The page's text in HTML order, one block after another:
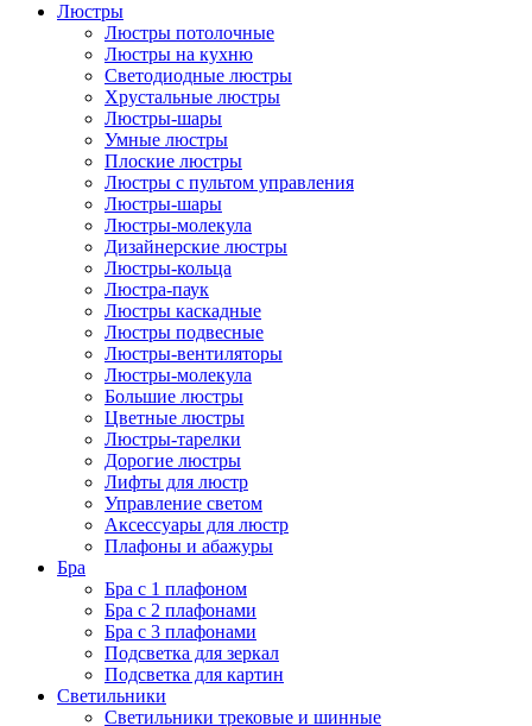
Люстры
Люстры потолочные
Люстры на кухню
Светодиодные люстры
Хрустальные люстры
Люстры-шары
Умные люстры
Плоские люстры
Люстры с пультом управления
Люстры-шары
Люстры-молекула
Дизайнерские люстры
Люстры-кольца
Люстра-паук
Люстры каскадные
Люстры подвесные
Люстры-вентиляторы
Люстры-молекула
Большие люстры
Цветные люстры
Люстры-тарелки
Дорогие люстры
Лифты для люстр
Управление светом
Аксессуары для люстр
Плафоны и абажуры
Бра
Бра с 1 плафоном
Бра с 2 плафонами
Бра с 3 плафонами
Подсветка для зеркал
Подсветка для картин
Светильники
Светильники трековые и шинные